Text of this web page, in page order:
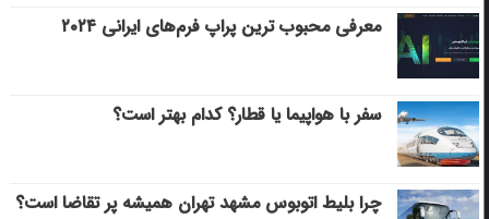
معرفی محبوب ترین پراپ فرم‌های ایرانی ۲۰۲۴
سفر با هواپیما یا قطار؟ کدام بهتر است؟
چرا بلیط اتوبوس مشهد تهران همیشه پر تقاضا است؟